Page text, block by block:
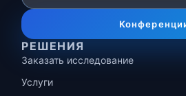
РЕШЕНИЯ
Заказать исследование
Услуги